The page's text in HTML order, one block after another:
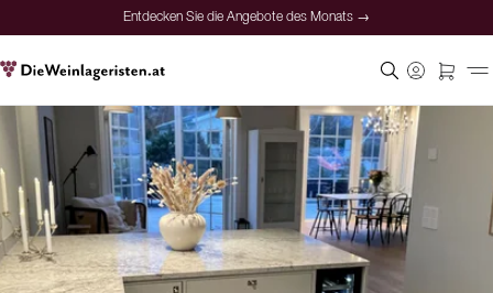
Entdecken Sie die Angebote des Monats →